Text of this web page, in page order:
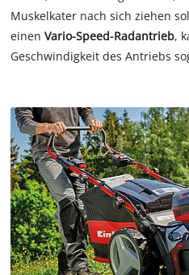
Muskelkater nach sich ziehen
einenVario-Speed-Radantrieb,
Geschwindigkeit des Antriebs